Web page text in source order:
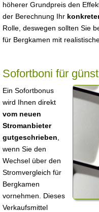
höherer Grundpreis den
der Berechnung Ihr
Rolle, deswegen sollten Sie
für Bergkamen mit
Sofortboni für
Ein Sofortbonus
wird Ihnen direkt
vom neuen
Stromanbieter
gutgeschrieben
wenn Sie den
Wechsel über den
Stromvergleich für
Bergkamen
vornehmen. Dieses
Verkaufsmittel